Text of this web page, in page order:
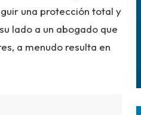
una protección total y
lado a un abogado que
a menudo resulta en